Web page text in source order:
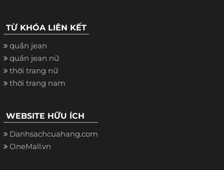
TỪ KHÓA LIÊN KẾT
quần jean
quần jean nữ
thời trang nữ
thời trang nam
WEBSITE HỮU ÍCH
Danhsachcuahang.com
OneMall.vn